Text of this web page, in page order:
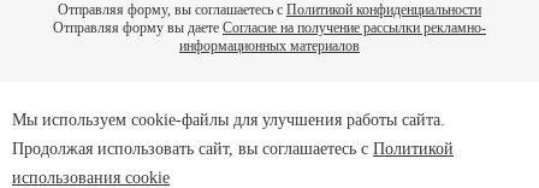
Отправляя форму, вы соглашаетесь с Политикой конфиденциальности
Отправляя форму вы даете Согласие на получение рассылки рекламно-
информационных материалов
Политика конфиденциальности
Пользовательское соглашение
Мы используем cookie-файлы для улучшения работы сайта.
Продолжая использовать сайт, вы соглашаетесь с Политикой
использования cookie